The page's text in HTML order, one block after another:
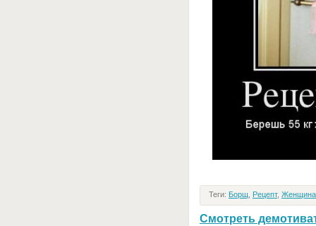
Теги: Борщ Рецепт, Женщина
Смотреть